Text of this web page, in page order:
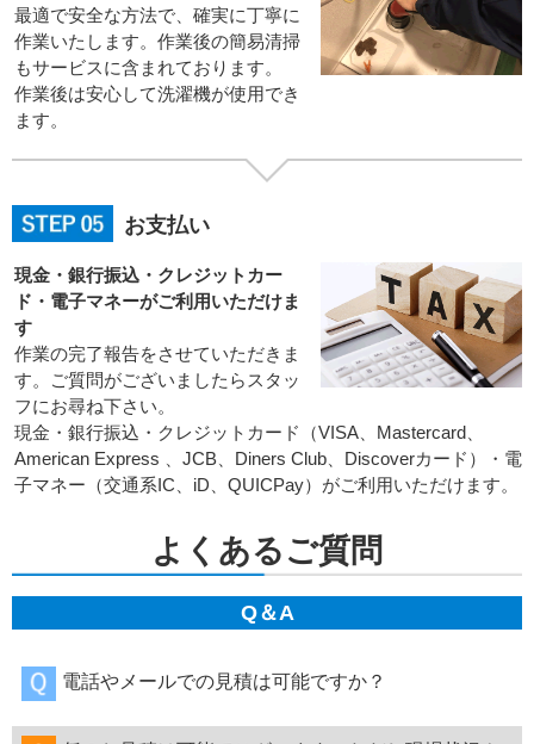
最適で安全な方法で、確実に丁寧に
作業いたします。作業後の簡易清掃
もサービスに含まれております。
作業後は安心して洗濯機が使用でき
ます。
お支払い
現金・銀行振込・クレジットカー
ド・電子マネーがご利用いただけま
す
作業の完了報告をさせていただきま
す。ご質問がございましたらスタッ
フにお尋ね下さい。
現金・銀行振込・クレジットカード（VISA、Mastercard、
American Express 、JCB、Diners Club、Discoverカード）・電
子マネー（交通系IC、iD、QUICPay）がご利用いただけます。
よくあるご質問
Q＆A
電話やメールでの見積は可能ですか？